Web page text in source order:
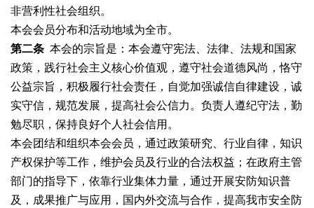
非营利性社会组织。
本会会员分布和活动地域为全市。
第二条 本会的宗旨是：本会遵守宪法、法律、法规和国家
政策，践行社会主义核心价值观，遵守社会道德风尚，恪守
公益宗旨，积极履行社会责任，自觉加强诚信自律建设，诚
实守信，规范发展，提高社会公信力。负责人遵纪守法，勤
勉尽职，保持良好个人社会信用。
本会团结和组织本会会员，通过政策研究、行业自律，知识
产权保护等工作，维护会员及行业的合法权益；在政府主管
部门的指导下，依靠行业集体力量，通过开展安防知识普
及，成果推广与应用，国内外交流与合作，提高我市安全防